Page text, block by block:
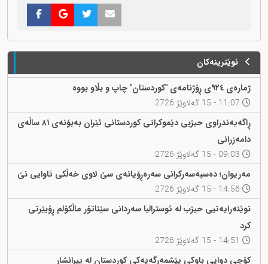
نوێترینەکان
ژمارەی ٩٢٤ی ڕۆژنامەی "کوردستان" چاپ و بڵاو بووە
ڕاگەیەندراوی حیزبی دێموکراتی کوردستانی ئێران بەبۆنەی ٨١ ساڵەی
دامەزرانی
مەریوان؛ دەسبەسەرکرانی سەرەڕۆیانەی سێ لاوی خەڵکی ئاوایی نێ
نوێنەرایەتیی حیزب لە ئوسترالیا سەردانی سێناتۆر ماڵکۆلم ڕۆبێرتی
کرد
کۆچی دوایی باوکی پێشمەرگەیەکی کوردستان لە پیرانشار